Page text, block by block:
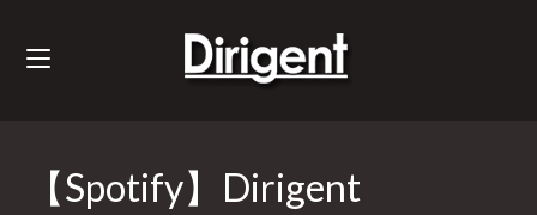
【Spotify】Dirigent